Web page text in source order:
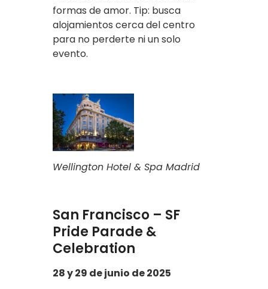
formas de amor. Tip: busca
alojamientos cerca del centro
para no perderte ni un solo
evento.
Wellington Hotel & Spa Madrid
San Francisco – SF
Pride Parade &
Celebration
28 y 29 de junio de 2025